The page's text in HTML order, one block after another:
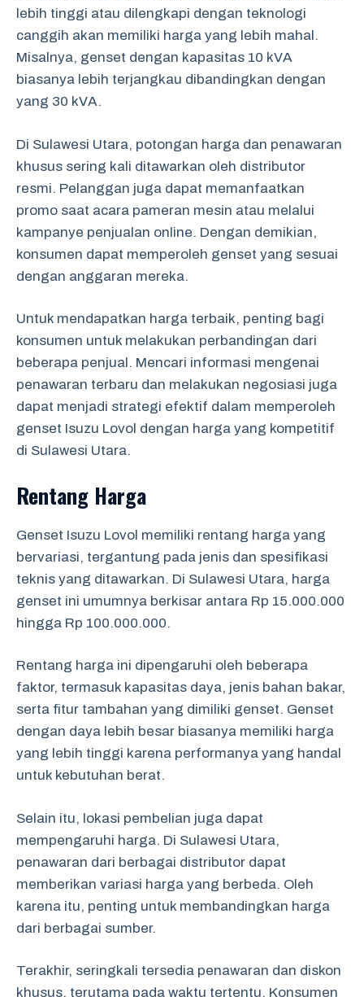
lebih tinggi atau dilengkapi dengan teknologi
canggih akan memiliki harga yang lebih mahal.
Misalnya, genset dengan kapasitas 10 kVA
biasanya lebih terjangkau dibandingkan dengan
yang 30 kVA.
Di Sulawesi Utara, potongan harga dan penawaran
khusus sering kali ditawarkan oleh distributor
resmi. Pelanggan juga dapat memanfaatkan
promo saat acara pameran mesin atau melalui
kampanye penjualan online. Dengan demikian,
konsumen dapat memperoleh genset yang sesuai
dengan anggaran mereka.
Untuk mendapatkan harga terbaik, penting bagi
konsumen untuk melakukan perbandingan dari
beberapa penjual. Mencari informasi mengenai
penawaran terbaru dan melakukan negosiasi juga
dapat menjadi strategi efektif dalam memperoleh
genset Isuzu Lovol dengan harga yang kompetitif
di Sulawesi Utara.
Rentang Harga
Genset Isuzu Lovol memiliki rentang harga yang
bervariasi, tergantung pada jenis dan spesifikasi
teknis yang ditawarkan. Di Sulawesi Utara, harga
genset ini umumnya berkisar antara Rp 15.000.000
hingga Rp 100.000.000.
Rentang harga ini dipengaruhi oleh beberapa
faktor, termasuk kapasitas daya, jenis bahan bakar,
serta fitur tambahan yang dimiliki genset. Genset
dengan daya lebih besar biasanya memiliki harga
yang lebih tinggi karena performanya yang handal
untuk kebutuhan berat.
Selain itu, lokasi pembelian juga dapat
mempengaruhi harga. Di Sulawesi Utara,
penawaran dari berbagai distributor dapat
memberikan variasi harga yang berbeda. Oleh
karena itu, penting untuk membandingkan harga
dari berbagai sumber.
Terakhir, seringkali tersedia penawaran dan diskon
khusus, terutama pada waktu tertentu. Konsumen